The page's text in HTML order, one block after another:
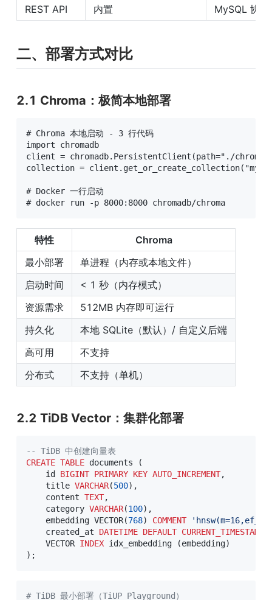
REST API
内置 MySQL 协议
二、部署方式对比
2.1 Chroma：极简本地部署
# Chroma 本地启动 - 3 行代码
import chromadb
client = chromadb.PersistentClient(path="./
collection =
# Docker 一行启动
# docker run -p 8000:8000 chromadb/chroma
特性
Chroma
最小部署
单进程（内存或本地文件）
启动时间
< 1 秒（内存模式）
资源需求
512MB 内存即可运行
持久化
本地 SQLite（默认）/ 自定义后端
高可用
不支持
分布式
不支持（单机）
2.2 TiDB Vector：集群化部署
-- TiDB 中创建向量表
CREATE TABLE documents
(
    id
BIGINT PRIMARY KEY AUTO_INCREMENT,
    title
VARCHAR(500) ,
    content
TEXT,
    category
VARCHAR(100) ,
    embedding VECTOR
(768) COMMENT
    created_at
DATETIME DEFAULT CURRENT_TIMESTAMP
    VECTOR
INDEX idx_embedding (embedding)
) ;
# TiDB 最小部署（TiUP Playground）